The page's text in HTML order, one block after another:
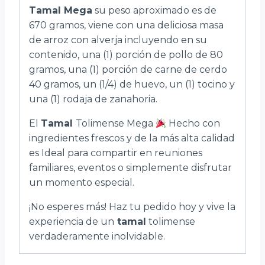
Tamal Mega su peso aproximado es de
670 gramos, viene con una deliciosa masa
de arroz con alverja incluyendo en su
contenido, una (1) porción de pollo de 80
gramos, una (1) porción de carne de cerdo
40 gramos, un (1/4) de huevo, un (1) tocino y
una (1) rodaja de zanahoria.
El Tamal Tolimense Mega
Hecho con
ingredientes frescos y de la más alta calidad
es Ideal para compartir en reuniones
familiares, eventos o simplemente disfrutar
un momento especial.
¡No esperes más! Haz tu pedido hoy y vive la
experiencia de un tamal tolimense
verdaderamente inolvidable.